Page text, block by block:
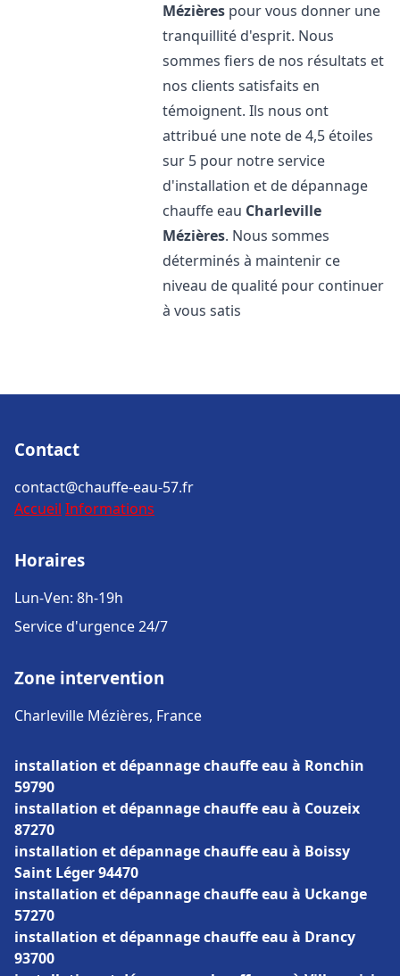
Mézières pour vous donner une
tranquillité d'esprit. Nous
sommes fiers de nos résultats et
nos clients satisfaits en
témoignent. Ils nous ont
attribué une note de 4,5 étoiles
sur 5 pour notre service
d'installation et de dépannage
chauffe eau Charleville
Mézières. Nous sommes
déterminés à maintenir ce
niveau de qualité pour continuer
à vous satis
Contact
contact@chauffe-eau-57.fr
Accueil Informations
Horaires
Lun-Ven: 8h-19h
Service d'urgence 24/7
Zone intervention
Charleville Mézières, France
installation et dépannage chauffe eau à Ronchin
59790
installation et dépannage chauffe eau à Couzeix
87270
installation et dépannage chauffe eau à Boissy
Saint Léger 94470
installation et dépannage chauffe eau à Uckange
57270
installation et dépannage chauffe eau à Drancy
93700